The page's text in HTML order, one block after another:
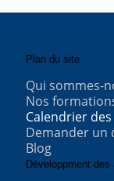
Plan du site
Qui sommes-
Nos
Calendrier
Demander un
Blog
Développment des